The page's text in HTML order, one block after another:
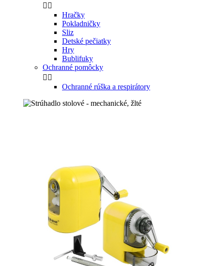
 
Hračky
Pokladničky
Sliz
Detské pečiatky
Hry
Bublifuky
Ochranné pomôcky
 
Ochranné rúška a respirátory